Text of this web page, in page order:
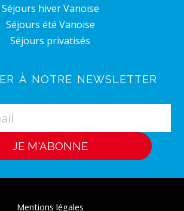
Séjours hiver Vanoise
Séjours été Vanoise
Séjours privatisés
à notre newsletter
Mentions légales